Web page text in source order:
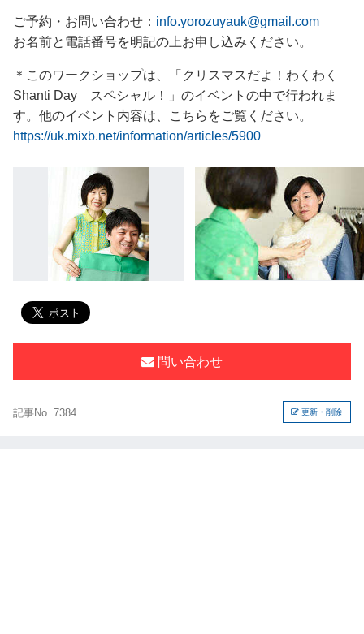
ご予約・お問い合わせ： info.yorozuyauk@gmail.com
お名前と電話番号を明記の上お申し込みください。
＊このワークショップは、「クリスマスだよ！わくわく
Shanti Day スペシャル！」のイベントの中で行われま
す。他のイベント内容は、こちらをご覧ください。
https://uk.mixb.net/information/articles/5900
問い合わせ
記事No. 7384 更新・削除